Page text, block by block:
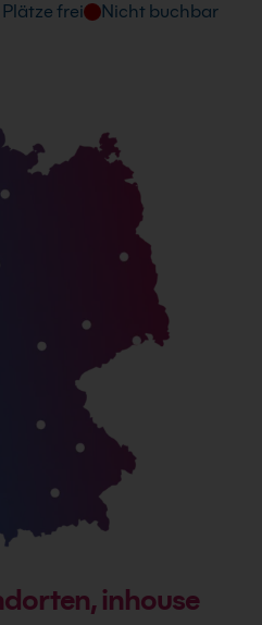
frei Nicht buchbar
inhouse